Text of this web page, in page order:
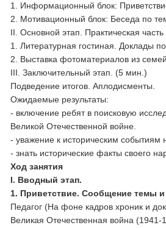
1. Информационный блок:
2. Мотивационный блок: Беседа по
II. Основной этап. Практическая
1. Литературная гостиная. Доклады
2. Выставка фотоматериалов из
III. Заключительный этап. (5 мин.)
Подведение итогов. Аплодисменты.
Ожидаемые результаты:
- включение ребят в поисковую
Великой Отечественной войне.
- уважение к историческим
- знать исторические факты своего
Ход занятия
I. Вводный этап.
1. Приветствие. Сообщение темы и
Педагог (На фоне кадров хроник и
Великая Отечественная война